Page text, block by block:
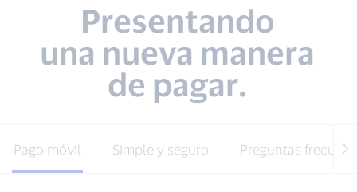
Presentando
una nueva manera
de pagar.
Pago móvil Simple y seguro Preguntas